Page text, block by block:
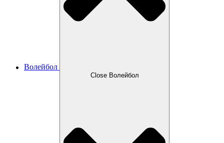
Волейбол
Close Волейбол